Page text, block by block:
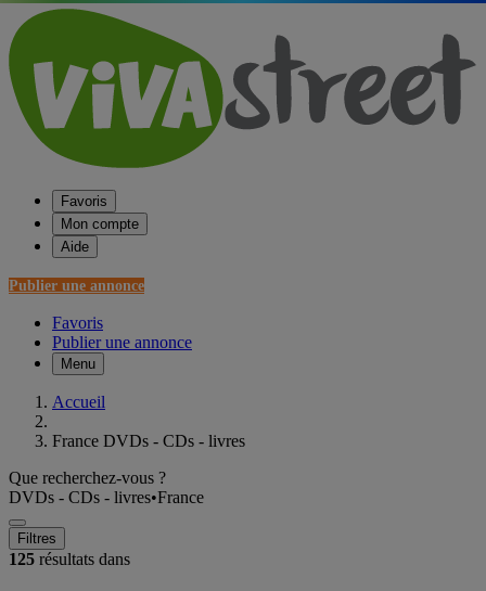
Favoris
Mon compte
Aide
Publier une annonce
Favoris
Publier une annonce
Menu
Accueil
France DVDs - CDs - livres
Que recherchez-vous ?
DVDs - CDs - livres•France
Filtres
125 résultats dans